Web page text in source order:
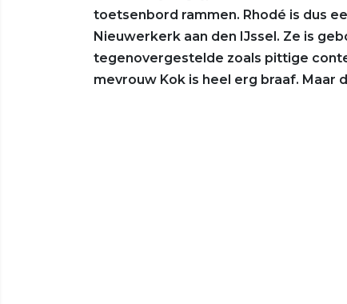
toetsenbord rammen. Rhodé is dus
Nieuwerkerk aan den IJssel. Ze is
tegenovergestelde zoals pittige
mevrouw Kok is heel erg braaf. Maar